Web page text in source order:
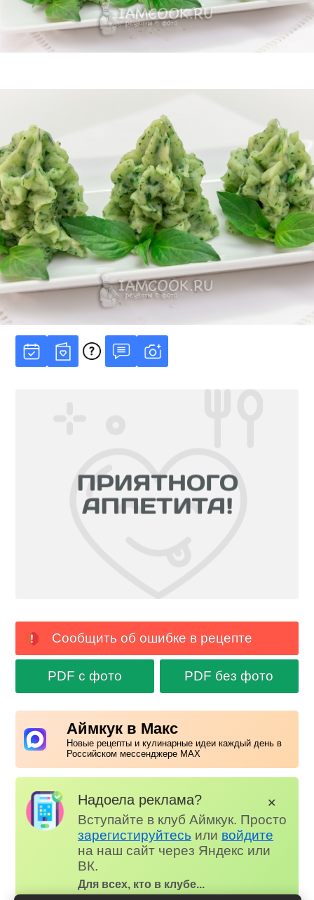
Сообщить об ошибке в рецепте
PDF с фото PDF без фото
Аймкук в Макс
Новые рецепты и кулинарные идеи каждый день в
Российском мессенджере MAX
Надоела реклама?
Вступайте в клуб Аймкук. Просто
зарегистируйтесь или войдите
на наш сайт через Яндекс или
ВК.
Для всех, кто в клубе...
✕